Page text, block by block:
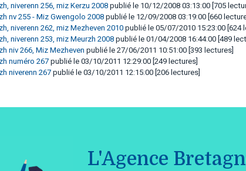
niverenn 256, miz Kerzu 2008 publié le 10/12/2008 03:13:00 [705
nv 255 - Miz Gwengolo 2008 publié le 12/09/2008 03:19:00 [660
niverenn 262, miz Mezheven 2010 publié le 05/07/2010 15:23:00 [624
niverenn 253, miz Meurzh 2008publié le 01/04/2008 16:44:00 [489
niv 266, Miz Mezheven publié le 27/06/2011 10:51:00 [393 lectures]
numéro 267publié le 03/10/2011 12:29:00 [249 lectures]
niverenn 267 publié le 03/10/2011 12:15:00 [206 lectures]
L'Agence